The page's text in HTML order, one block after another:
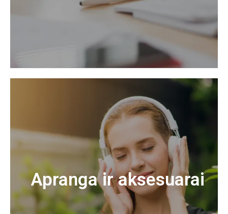
Apranga ir aksesuarai